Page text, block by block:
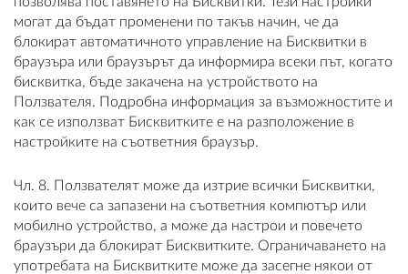
могат да бъдат променени по такъв начин, че да
блокират автоматичното управление на Бисквитки в
браузъра или браузърът да информира всеки път, когато
бисквитка, бъде закачена на устройството на
Ползвателя. Подробна информация за възможностите и
как се използват Бисквитките е на разположение в
настройките на съответния браузър.
Чл. 8. Ползвателят може да изтрие всички Бисквитки,
които вече са запазени на съответния компютър или
мобилно устройство, а може да настрои и повечето
браузъри да блокират Бисквитките. Ограничаването на
употребата на Бисквитките може да засегне някои от